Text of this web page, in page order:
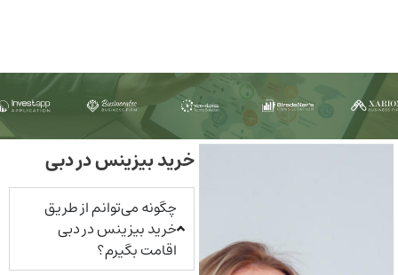
خرید بیزینس در دبی
چگونه می‌توانم از طریق
خرید بیزینس در دبی
اقامت بگیرم؟